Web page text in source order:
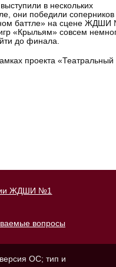
в нескольких
они победили соперников
баттле» на сцене ЖДШИ
«Крыльям» совсем
до финала.
проекта «Театральный
ЖДШИ №1
вопросы
ОС; тип и